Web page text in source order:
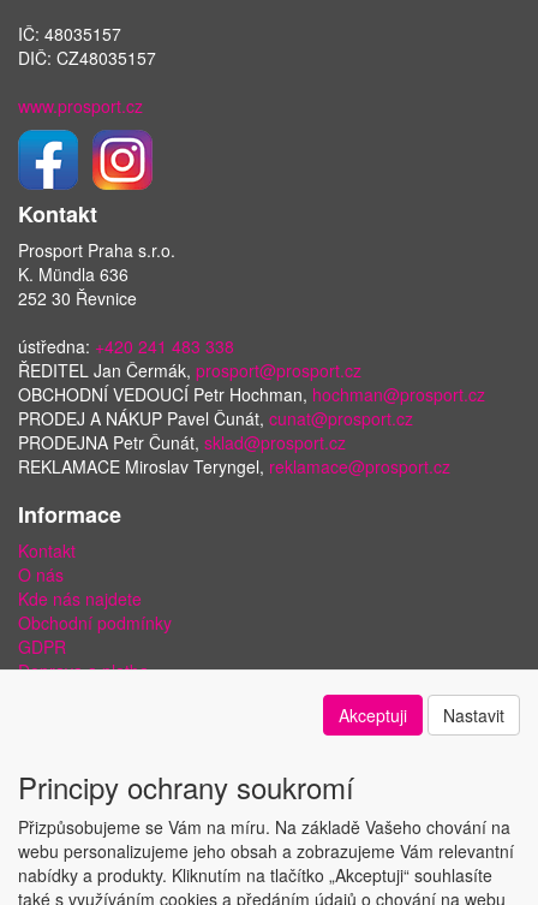
IČ: 48035157
DIČ: CZ48035157
www.prosport.cz
Kontakt
Prosport Praha s.r.o.
K. Mündla 636
252 30 Řevnice
ústředna: +420 241 483 338
ŘEDITEL Jan Čermák, prosport@prosport.cz
OBCHODNÍ VEDOUCÍ Petr Hochman, hochman@prosport.cz
PRODEJ A NÁKUP Pavel Čunát, cunat@prosport.cz
PRODEJNA Petr Čunát, sklad@prosport.cz
REKLAMACE Miroslav Teryngel, reklamace@prosport.cz
Informace
Kontakt
O nás
Kde nás najdete
Obchodní podmínky
GDPR
Doprava a platba
Copyright © ABRA Software a.s. 2018
Akceptuji Nastavit
Principy ochrany soukromí
Přizpůsobujeme se Vám na míru. Na základě Vašeho chování na
webu personalizujeme jeho obsah a zobrazujeme Vám relevantní
nabídky a produkty. Kliknutím na tlačítko „Akceptuji“ souhlasíte
také s využíváním cookies a předáním údajů o chování na webu